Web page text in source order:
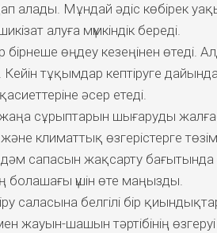
алады. Мұндай әдіс көбірек
алуға мүмкіндік береді.
бірнеше өңдеу кезеңінен
тұқымдар кептіруге
әсер етеді.
сұрыптарын шығаруды
климаттық өзгерістерге
сапасын жақсарту бағытында
болашағы үшін өте маңызды.
саласына белгілі бір
жауын-шашын тәртібінің өзгеруі